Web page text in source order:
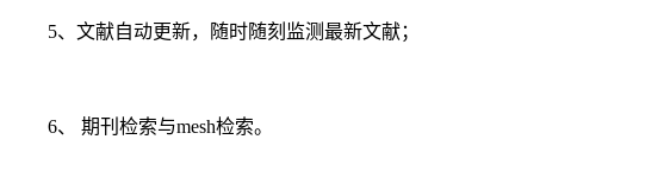
5、文献自动更新，随时随刻监测最新文献；
6、 期刊检索与mesh检索。